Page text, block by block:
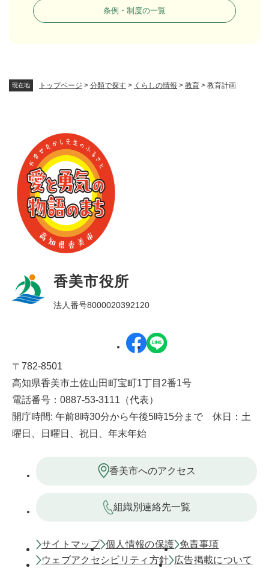
現在地 トップページ > 分類で探す > くらしの情報 > 教育 > 教育計画
条例・制度の一覧
香美市役所
法人番号8000020392120
〒782-8501
高知県香美市土佐山田町宝町1丁目2番1号
電話番号：0887-53-3111（代表）
開庁時間: 午前8時30分から午後5時15分まで 休日：土
曜日、日曜日、祝日、年末年始
香美市へのアクセス
組織別連絡先一覧
サイトマップ 個人情報の保護 免責事項
ウェブアクセシビリティ方針
広告掲載について